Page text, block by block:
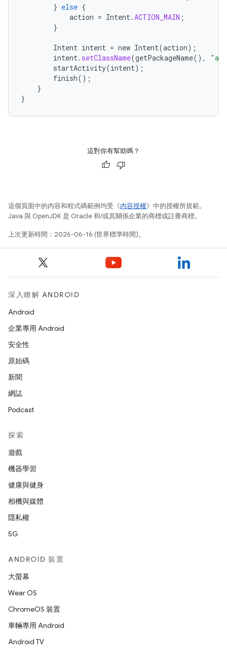
} else {
action = Intent.ACTION_MAIN ;
}
Intent intent = new Intent(action);
intent. setClassName(getPackageName(),
startActivity(intent);
finish();
}
}
這對你有幫助嗎？
這個頁面中的內容和程式碼範例均受《內容授權》中的授權所規範。
Java 與 OpenJDK 是 Oracle 和/或其關係企業的商標或註冊商標。
上次更新時間：2026-06-16 (世界標準時間)。
深入瞭解 ANDROID
Android
企業專用 Android
安全性
原始碼
新聞
網誌
Podcast
探索
遊戲
機器學習
健康與健身
相機與媒體
隱私權
5G
ANDROID 裝置
大螢幕
Wear OS
ChromeOS 裝置
車輛專用 Android
Android TV